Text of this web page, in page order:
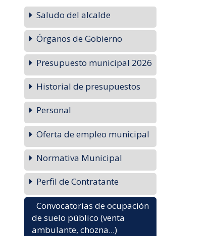
Saludo del alcalde
Órganos de Gobierno
Presupuesto municipal 2026
Historial de presupuestos
Personal
Oferta de empleo municipal
Normativa Municipal
Perfil de Contratante
Convocatorias de ocupación
de suelo público (venta
ambulante, chozna...)